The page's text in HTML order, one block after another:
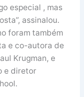
especial , mas
assinalou.
foram também
e co-autora de
Krugman, e
e diretor